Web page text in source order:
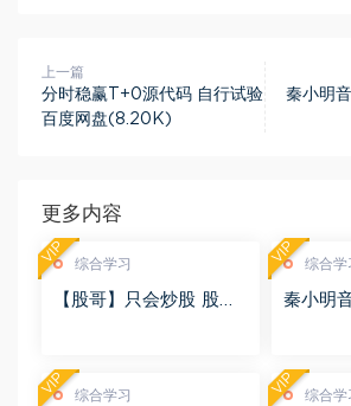
上一篇
分时稳赢T+0源代码 自行试验
百度网盘(8.20K)
秦小明
更多内容
综合学习
【股哥】只会炒股 股哥
VIP 综合学
秦小明
VIP
综合学习
VIP 综合学
VIP